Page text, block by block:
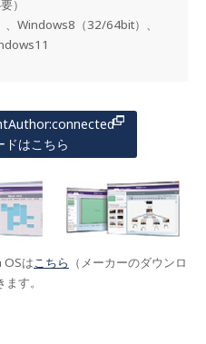
）
Windows8（32/64bit）、
ドはこちら
OSは こちら （メーカーのダウンロ
す。